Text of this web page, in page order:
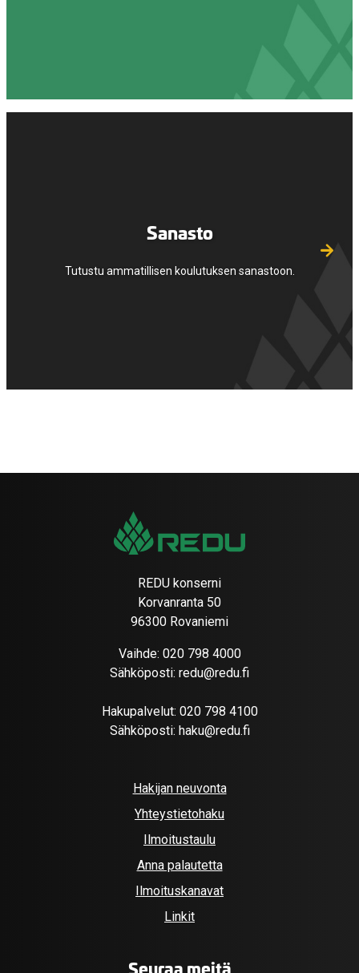
Sanasto
Tutustu ammatillisen koulutuksen sanastoon.
REDU konserni
Korvanranta 50
96300 Rovaniemi
Vaihde: 020 798 4000
Sähköposti: redu@redu.fi
Hakupalvelut: 020 798 4100
Sähköposti: haku@redu.fi
Hakijan neuvonta
Yhteystietohaku
Ilmoitustaulu
Anna palautetta
Ilmoituskanavat
Linkit
Seuraa meitä